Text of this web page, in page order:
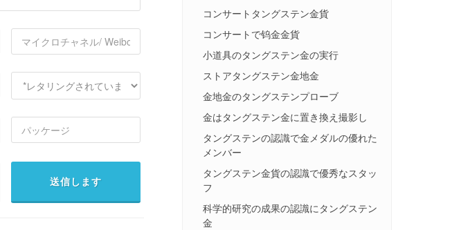
送信します
コンサートタングステン金貨
コンサートで钨金金貨
小道具のタングステン金の実行
ストアタングステン金地金
金地金のタングステンプローブ
金はタングステン金に置き換え撮影し
タングステンの認識で金メダルの優れた
メンバー
タングステン金貨の認識で優秀なスタッ
フ
科学的研究の成果の認識にタングステン
金